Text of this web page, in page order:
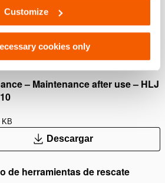
Customize
cookies only
Mostrar más
– Maintenance after use – HLJ
KB
Descargar
de herramientas de rescate